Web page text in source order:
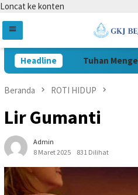
Loncat ke konten
Headline Tuhan
Beranda ROTI HIDUP
Lir Gumanti
Admin
8 Maret 2025
831 Dilihat